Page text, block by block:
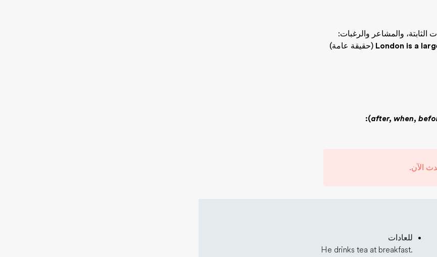
الثابتة، والمشاعر والرغبات:
London is a (حقيقة عامة)
after, when,
):
الآن.
للعادات
He drinks tea at breakfast.